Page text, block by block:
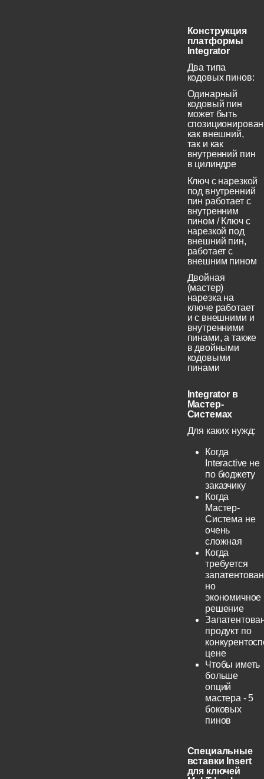
Конструкция
платформы
Integrator
Два типа
кодовых пинов:
Одинарный
кодовый пин
может быть
спозиционирован
как внешний,
так и как
внутренний пин
в цилиндре
Ключ с нарезкой
под внутренний
пин работает с
внутренним
пином / Ключ с
нарезкой под
внешний пин,
работает с
внешним пином
Двойная
(мастер)
нарезка на
ключе работает
и с внешними и
внутренними
пинами, а также
в двойными
кодовыми
пинами
Integrator в
Мастер-
Системах
Для каких нужд:
Когда
Interactive не
по бюджету
заказчику
Когда
Мастер-
Система не
очень
сложная
Когда
требуется
но
экономичное
решение
продукт по
цене
Чтобы иметь
больше
опций
мастера - 5
боковых
пинов
Специальные
вставки Insert
для ключей